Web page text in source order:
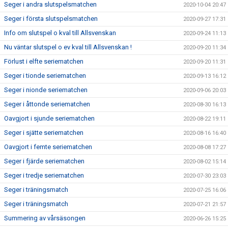
Seger i andra slutspelsmatchen 2020-10-04 20:47
Seger i första slutspelsmatchen 2020-09-27 17:31
Info om slutspel o kval till Allsvenskan 2020-09-24 11:13
Nu väntar slutspel o ev kval till Allsvenskan ! 2020-09-20 11:34
Förlust i elfte seriematchen 2020-09-20 11:31
Seger i tionde seriematchen 2020-09-13 16:12
Seger i nionde seriematchen 2020-09-06 20:03
Seger i åttonde seriematchen 2020-08-30 16:13
Oavgjort i sjunde seriematchen 2020-08-22 19:11
Seger i sjätte seriematchen 2020-08-16 16:40
Oavgjort i femte seriematchen 2020-08-08 17:27
Seger i fjärde seriematchen 2020-08-02 15:14
Seger i tredje seriematchen 2020-07-30 23:03
Seger i träningsmatch 2020-07-25 16:06
Seger i träningsmatch 2020-07-21 21:57
Summering av vårsäsongen 2020-06-26 15:25